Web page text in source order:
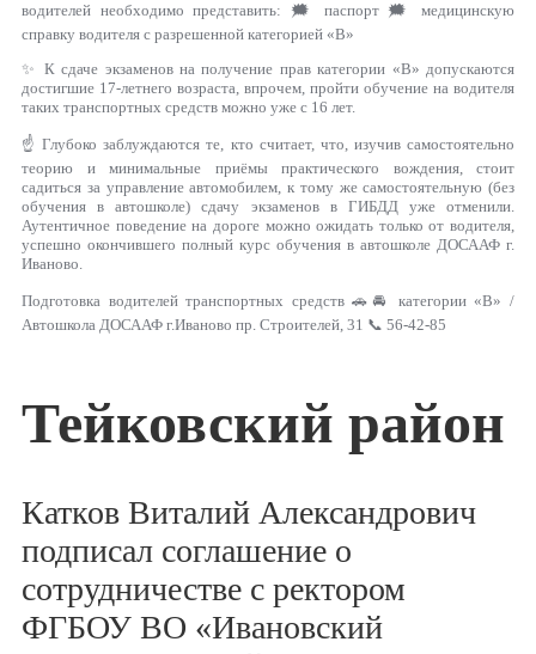
водителей необходимо представить: 🗯 паспорт 🗯 медицинскую
справку водителя с разрешенной категорией «В»
✨ К сдаче экзаменов на получение прав категории «В» допускаются
достигшие 17-летнего возраста, впрочем, пройти обучение на водителя
таких транспортных средств можно уже с 16 лет.
☝ Глубоко заблуждаются те, кто считает, что, изучив самостоятельно
теорию и минимальные приёмы практического вождения, стоит
садиться за управление автомобилем, к тому же самостоятельную (без
обучения в автошколе) сдачу экзаменов в ГИБДД уже отменили.
Аутентичное поведение на дороге можно ожидать только от водителя,
успешно окончившего полный курс обучения в автошколе ДОСААФ г.
Иваново.
Подготовка водителей транспортных средств 🚗🚘 категории «В» /
Автошкола ДОСААФ г.Иваново пр. Строителей, 31 📞 56-42-85
Тейковский район
Катков Виталий Александрович
подписал соглашение о
сотрудничестве с ректором
ФГБОУ ВО «Ивановский